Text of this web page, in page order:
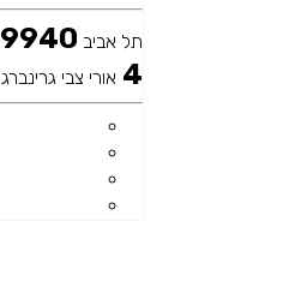
תל אביב
4 אורי צבי גרינברג 25